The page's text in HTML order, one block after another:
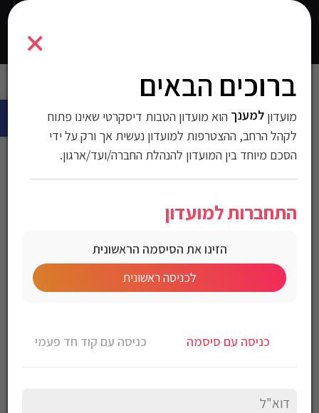
×
ברוכים הבאים
מועדוןלמענך הוא מועדון הטבות דיסקרטי שאינו פתוח
לקהל הרחב, ההצטרפות למועדון נעשית אך ורק על ידי
הסכם מיוחד בין המועדון להנהלת החברה/ועד/ארגון.
התחברות למועדון
הזינו את הסיסמה הראשונית
לכניסה ראשונית
כניסה עם סיסמה כניסה עם קוד חד פעמי
3000509
>הנעלה נעלי ריצה>
-1
נעלי ריצה Adidas לנשים
ונערות דגם Galaxy 4
מק"ט:3000509
מחיר לחברי מועדון
נעלי ריצה Adidas לנשים ונערות דגם Galaxy 4
עליון: סינטטי
*יבוא מקביל אין לכבס יש לנגב עם מטלית לחה